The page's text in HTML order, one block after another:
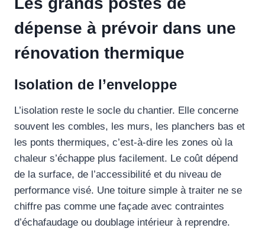
dépense à prévoir dans une
rénovation thermique
Isolation de l’enveloppe
L’isolation reste le socle du chantier. Elle concerne
souvent les combles, les murs, les planchers bas et
les ponts thermiques, c’est-à-dire les zones où la
chaleur s’échappe plus facilement. Le coût dépend
de la surface, de l’accessibilité et du niveau de
performance visé. Une toiture simple à traiter ne se
chiffre pas comme une façade avec contraintes
d’échafaudage ou doublage intérieur à reprendre.